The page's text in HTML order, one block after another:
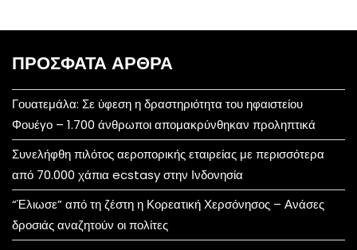
ΠΡΌΣΦΑΤΑ ΆΡΘΡΑ
Γουατεμάλα: Σε ύφεση η δραστηριότητα του ηφαιστείου
Φουέγο – 1.700 άνθρωποι απομακρύνθηκαν προληπτικά
Συνελήφθη πιλότος αεροπορικής εταιρείας με περισσότερα
από 70.000 χάπια ecstasy στην Ινδονησία
“Έλιωσε” από τη ζέστη η Κορεατική Χερσόνησος – Ανάσες
δροσιάς αναζητούν οι πολίτες